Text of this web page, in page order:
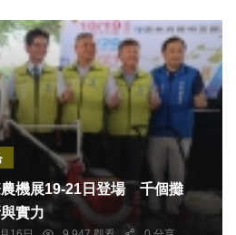
農機展19-21日登場 千個攤
實力